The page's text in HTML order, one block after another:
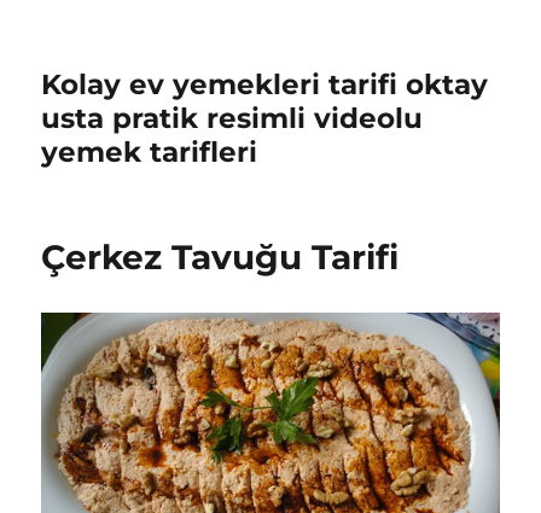
Kolay ev yemekleri tarifi oktay
usta pratik resimli videolu
yemek tarifleri
Çerkez Tavuğu Tarifi